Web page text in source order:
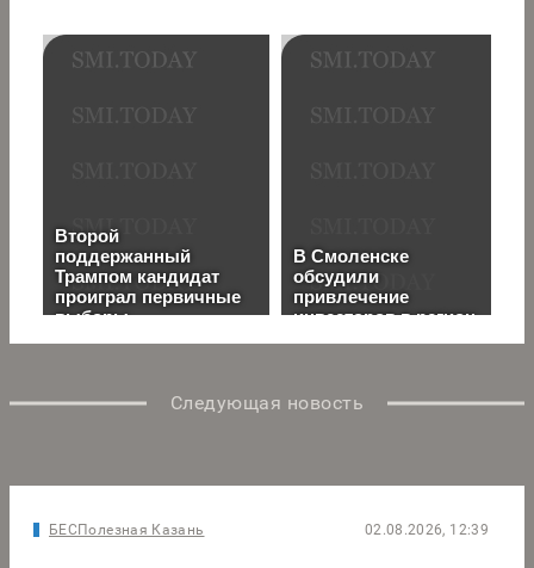
Следующая новость
БЕСПолезная Казань 02.08.2026, 12:39